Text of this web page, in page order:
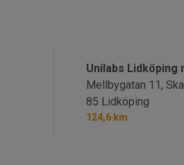
Unilabs Lidköping
Mellbygatan 11,
85 Lidköping
124,6 km